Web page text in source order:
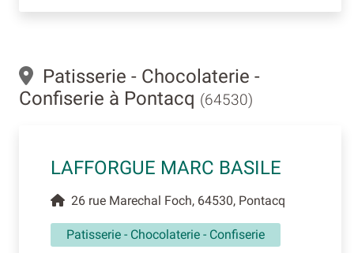
Patisserie - Chocolaterie -
Confiserie à Pontacq (64530)
LAFFORGUE MARC BASILE
26 rue Marechal Foch, 64530, Pontacq
Patisserie - Chocolaterie - Confiserie